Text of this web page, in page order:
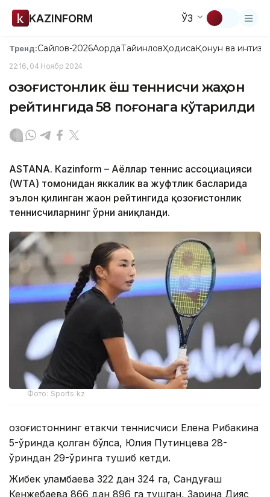
KAZINFORM ЎЗ
Тренд:Сайлов-2026АқордаТайинловҲодисаҚонун ва
22:16, 04 Ноябр 2024
Қозоғистонлик ёш теннисчи жаҳон
рейтингида 58 поғонага кўтарилди
ASTANA. Кazinform – Аёллар теннис ассоциацияси
(WТА) томонидан яккалик ва жуфтлик баҳсларида
эълон қилинган жаҳон рейтингида қозоғистонлик
теннисчиларнинг ўрни аниқланди.
Фото: Sports.kz
Қозоғистоннинг етакчи теннисчиси Елена Рибакина
5-ўринда қолган бўлса, Юлия Путинцева 28-
ўриндан 29-ўринга тушиб кетди.
Жибек Қуламбаева 322 дан 324 га, Сандуғаш
Кенжебаева 866 дан 896 га тушган, Зарина Дияс